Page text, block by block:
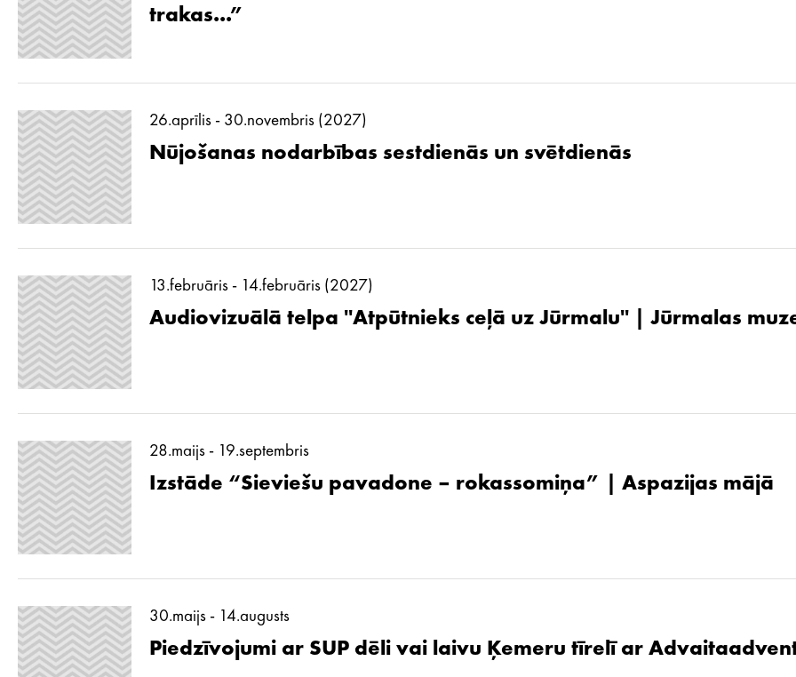
trakas...”
26.aprīlis - 30.novembris (2027)
Nūjošanas nodarbības sestdienās un svētdienās
13.februāris - 14.februāris (2027)
Audiovizuālā telpa ''Atpūtnieks ceļā uz Jūrmalu'' | Jūrmalas
28.maijs - 19.septembris
Izstāde “Sieviešu pavadone – rokassomiņa” | Aspazijas mājā
30.maijs - 14.augusts
Piedzīvojumi ar SUP dēli vai laivu Ķemeru tīrelī ar